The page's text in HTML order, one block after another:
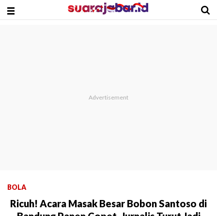
BOLA
Ricuh! Acara Masak Besar Bobon Santoso di